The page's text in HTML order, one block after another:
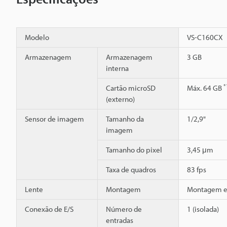
Modelo VS-C160CX
Armazenagem
Armazenagem
interna
3 GB
Cartão microSD
(externo)
Máx. 64 GB
Sensor de imagem
Tamanho da
imagem
1/2,9"
Tamanho do pixel 3,45 μm
Taxa de quadros 83 fps
Lente Montagem Montagem
Conexão de E/S
Número de
entradas
1 (isolada)